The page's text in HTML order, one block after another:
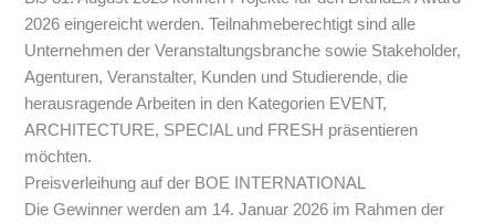
2026 eingereicht werden. Teilnahmeberechtigt sind alle
Unternehmen der Veranstaltungsbranche sowie Stakeholder,
Agenturen, Veranstalter, Kunden und Studierende, die
herausragende Arbeiten in den Kategorien EVENT,
ARCHITECTURE, SPECIAL und FRESH präsentieren
möchten.
Preisverleihung auf der BOE INTERNATIONAL
Die Gewinner werden am 14. Januar 2026 im Rahmen der